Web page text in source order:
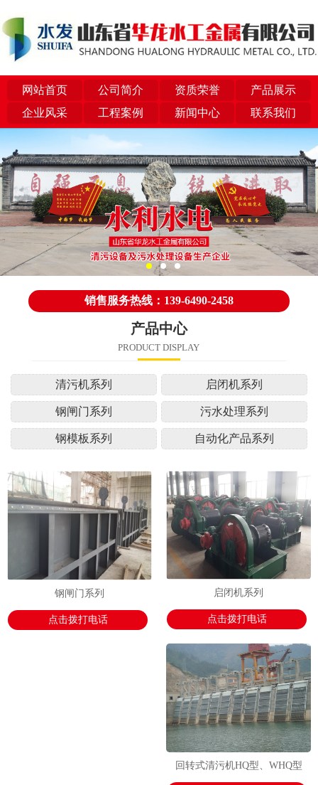
网站首页 公司简介 资质荣誉
产品展示
企业风采
工程案例 新闻中心 联系我们
2
销售服务热线：139-6490-2458
产品中心
PRODUCT DISPLAY
清污机系列 启闭机系列
钢闸门系列 污水处理系列
钢模板系列 自动化产品系列
钢闸门系列
点击拨打电话
启闭机系列
点击拨打电话
回转式清污机HQ型、WHQ型